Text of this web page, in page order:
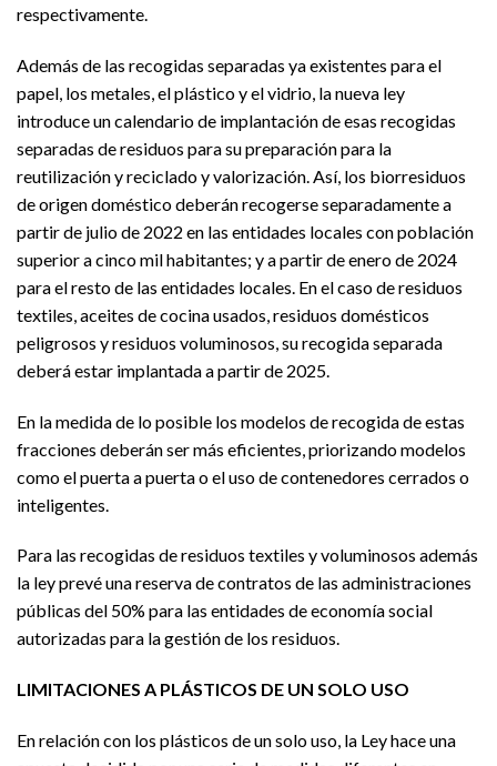
respectivamente.
Además de las recogidas separadas ya existentes para el
papel, los metales, el plástico y el vidrio, la nueva ley
introduce un calendario de implantación de esas recogidas
separadas de residuos para su preparación para la
reutilización y reciclado y valorización. Así, los biorresiduos
de origen doméstico deberán recogerse separadamente a
partir de julio de 2022 en las entidades locales con población
superior a cinco mil habitantes; y a partir de enero de 2024
para el resto de las entidades locales. En el caso de residuos
textiles, aceites de cocina usados, residuos domésticos
peligrosos y residuos voluminosos, su recogida separada
deberá estar implantada a partir de 2025.
En la medida de lo posible los modelos de recogida de estas
fracciones deberán ser más eficientes, priorizando modelos
como el puerta a puerta o el uso de contenedores cerrados o
inteligentes.
Para las recogidas de residuos textiles y voluminosos además
la ley prevé una reserva de contratos de las administraciones
públicas del 50% para las entidades de economía social
autorizadas para la gestión de los residuos.
LIMITACIONES A PLÁSTICOS DE UN SOLO USO
En relación con los plásticos de un solo uso, la Ley hace una